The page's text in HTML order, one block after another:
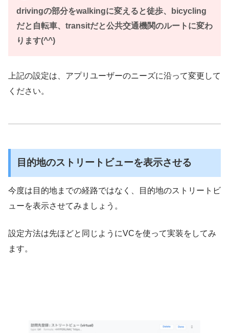
drivingの部分をwalkingに変えると徒歩、bicycling
だと自転車、transitだと公共交通機関のルートに変わ
ります(^^)
上記の設定は、アプリユーザーのニーズに沿って変更して
ください。
目的地のストリートビューを表示させる
今度は目的地までの経路ではなく、目的地のストリートビ
ューを表示させてみましょう。
設定方法は先ほどと同じようにVCを使って実装をしてみ
ます。